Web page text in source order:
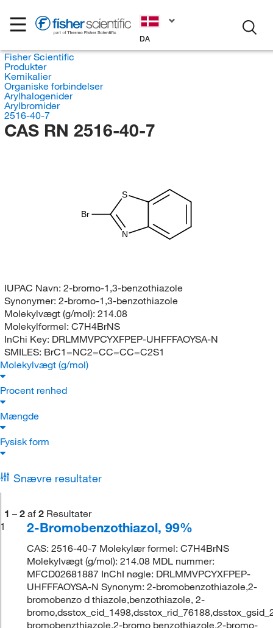
DA
Fisher Scientific
Produkter
Kemikalier
Organiske forbindelser
Arylhalogenider
Arylbromider
2516-40-7
CAS RN 2516-40-7
Br
S
N
IUPAC Navn: 2-bromo-1,3-benzothiazole
Synonymer: 2-bromo-1,3-benzothiazole
Molekylvægt (g/mol): 214.08
Molekylformel: C7H4BrNS
InChi Key: DRLMMVPCYXFPEP-UHFFFAOYSA-N
SMILES: BrC1=NC2=CC=CC=C2S1
Molekylvægt (g/mol)
Procent renhed
Mængde
Fysisk form
Snævre resultater
1 – 2 af 2 Resultater
1
2-Bromobenzothiazol, 99%
CAS: 2516-40-7 Molekylær formel: C7H4BrNS
Molekylvægt (g/mol): 214.08 MDL nummer:
MFCD02681887 InChI nøgle: DRLMMVPCYXFPEP-
UHFFFAOYSA-N Synonym: 2-bromobenzothiazole,2-
bromobenzo d thiazole,benzothiazole, 2-
bromobenzthiazole,2-bromo benzothiazole,2-bromo-